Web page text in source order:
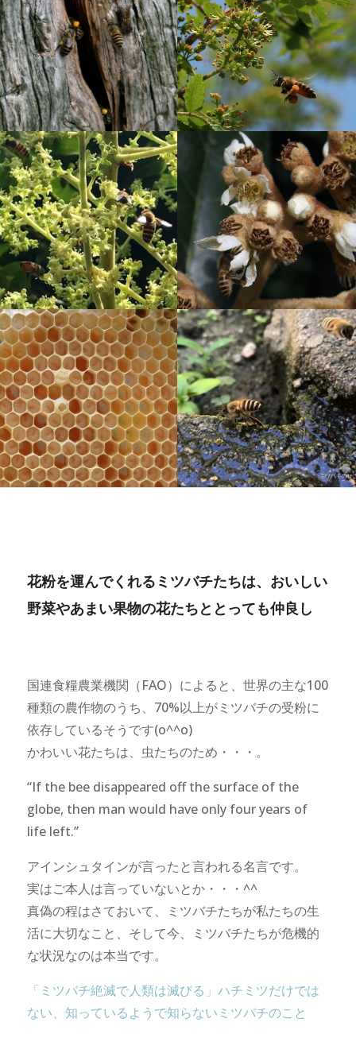
花粉を運んでくれるミツバチたちは、おいしい
野菜やあまい果物の花たちととっても仲良し
国連食糧農業機関（FAO）によると、世界の主な100
種類の農作物のうち、70%以上がミツバチの受粉に
依存しているそうです(o^^o)
かわいい花たちは、虫たちのため・・・。
“If the bee disappeared off the surface of the
globe, then man would have only four years of
life left.”
アインシュタインが言ったと言われる名言です。
実はご本人は言っていないとか・・・^^
真偽の程はさておいて、ミツバチたちが私たちの生
活に大切なこと、そして今、ミツバチたちが危機的
な状況なのは本当です。
「ミツバチ絶滅で人類は滅びる」ハチミツだけでは
ない、知っているようで知らないミツバチのこと